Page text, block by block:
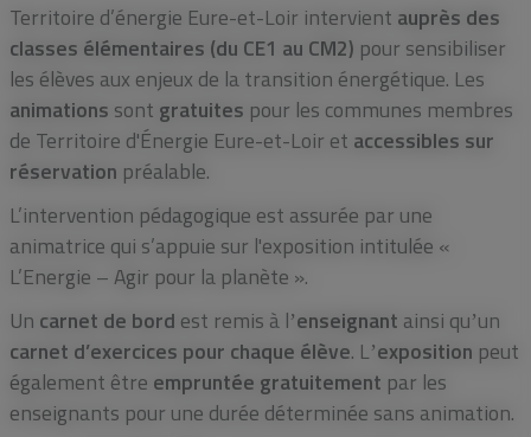
Territoire d’énergie Eure-et-Loir intervient auprès des
classes élémentaires (du CE1 au CM2) pour sensibiliser
les élèves aux enjeux de la transition énergétique. Les
animations sont gratuites pour les communes membres
de Territoire d'Énergie Eure-et-Loir et accessibles sur
réservation préalable.
L’intervention pédagogique est assurée par une
animatrice qui s’appuie sur l'exposition intitulée «
L’Energie – Agir pour la planète ».
Un carnet de bord est remis à lʼenseignant ainsi quʼun
carnet d’exercices pour chaque élève. Lʼexposition peut
également être empruntée gratuitement par les
enseignants pour une durée déterminée sans animation.